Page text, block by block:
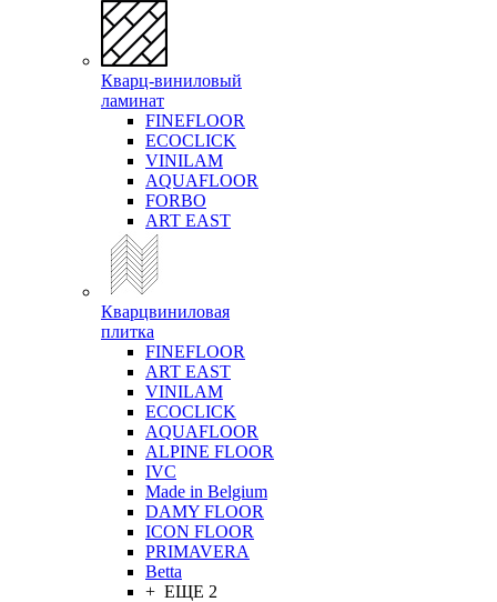
Кварц-виниловый
ламинат
FINEFLOOR
ECOCLICK
VINILAM
AQUAFLOOR
FORBO
ART EAST
Кварцвиниловая
плитка
FINEFLOOR
ART EAST
VINILAM
ECOCLICK
AQUAFLOOR
ALPINE FLOOR
IVC
Made in Belgium
DAMY FLOOR
ICON FLOOR
PRIMAVERA
Betta
+ ЕЩЕ 2